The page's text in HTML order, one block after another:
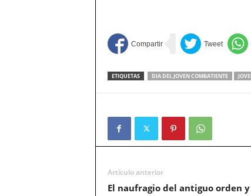
ETIQUETAS DIA DEL JOVEN COMBATIENTE
Artículo anterior
El naufragio del antiguo orden